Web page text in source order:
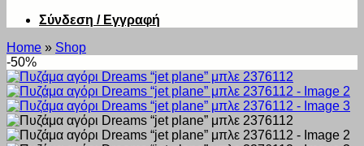
Σύνδεση / Εγγραφή
Home » Shop
-50%